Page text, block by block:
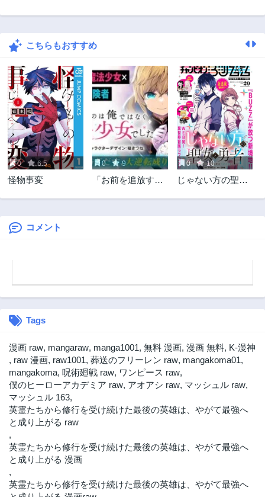
こちらもおすすめ
0 6.5
怪物事変
0 9
「お前を追放す
な魔法少女でした
0 10
じゃない方の聖女
『じゃない方』?～
コメント
Tags
漫画 raw, mangaraw, manga1001, 無料 漫画, 漫画 無料, K-漫神
, raw 漫画, raw1001, 葬送のフリーレン raw, mangakoma01,
mangakoma, 呪術廻戦 raw, ワンピース raw,
僕のヒーローアカデミア raw, アオアシ raw, マッシュル raw,
マッシュル 163,
英霊たちから修行を受け続けた最後の英雄は、やがて最強へ
と成り上がる raw
,
英霊たちから修行を受け続けた最後の英雄は、やがて最強へ
と成り上がる 漫画
,
英霊たちから修行を受け続けた最後の英雄は、やがて最強へ